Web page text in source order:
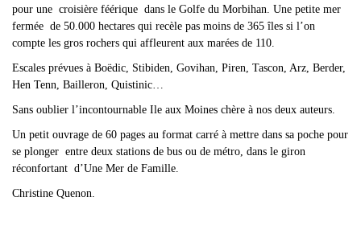
pour une croisière féérique dans le Golfe du Morbihan. Une petite mer
fermée de 50.000 hectares qui recèle pas moins de 365 îles si l’on
compte les gros rochers qui affleurent aux marées de 110.
Escales prévues à Boëdic, Stibiden, Govihan, Piren, Tascon, Arz, Berder,
Hen Tenn, Bailleron, Quistinic…
Sans oublier l’incontournable Ile aux Moines chère à nos deux auteurs.
Un petit ouvrage de 60 pages au format carré à mettre dans sa poche pour
se plonger entre deux stations de bus ou de métro, dans le giron
réconfortant d’Une Mer de Famille.
Christine Quenon.